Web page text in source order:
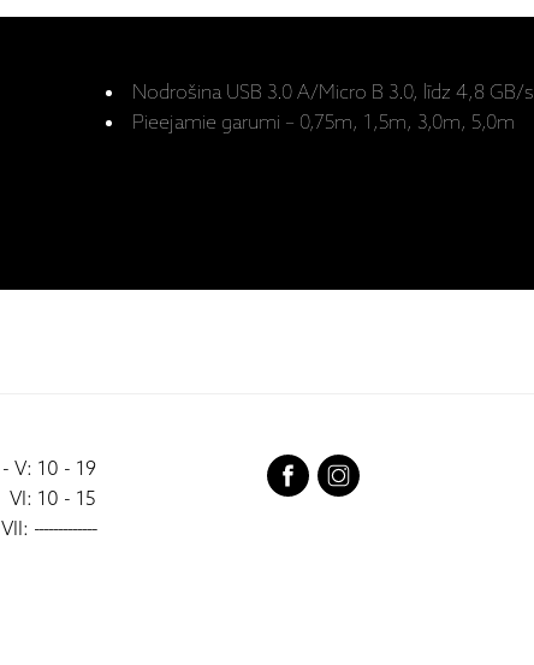
Nodrošina USB 3.0 A/Micro B 3.0, līdz 4,8 GB/s
Pieejamie garumi – 0,75m, 1,5m, 3,0m, 5,0m
I - V: 10 - 19
VI: 10 - 15
VII: -------------